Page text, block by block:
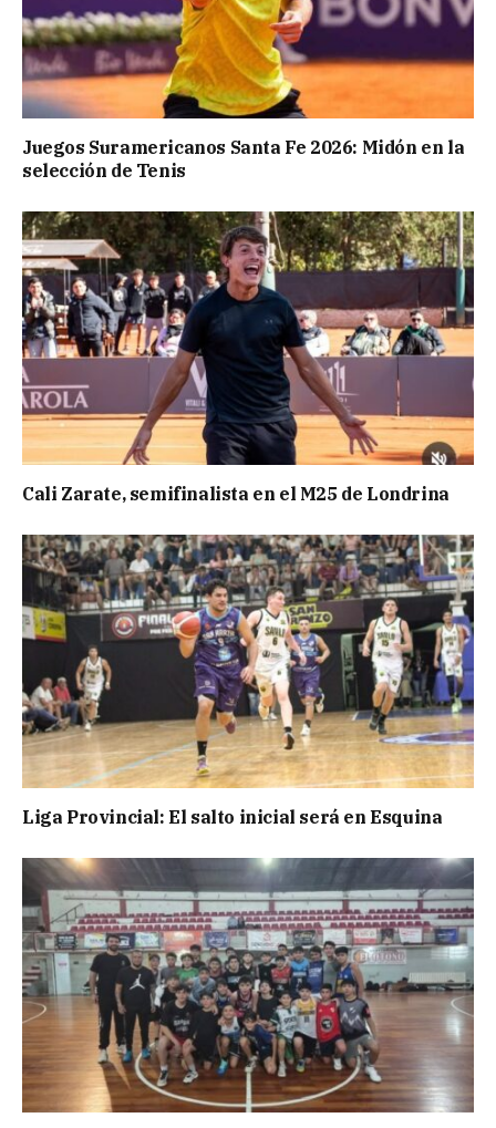
Juegos Suramericanos Santa Fe 2026: Midón en la
selección de Tenis
Cali Zarate, semifinalista en el M25 de Londrina
Liga Provincial: El salto inicial será en Esquina